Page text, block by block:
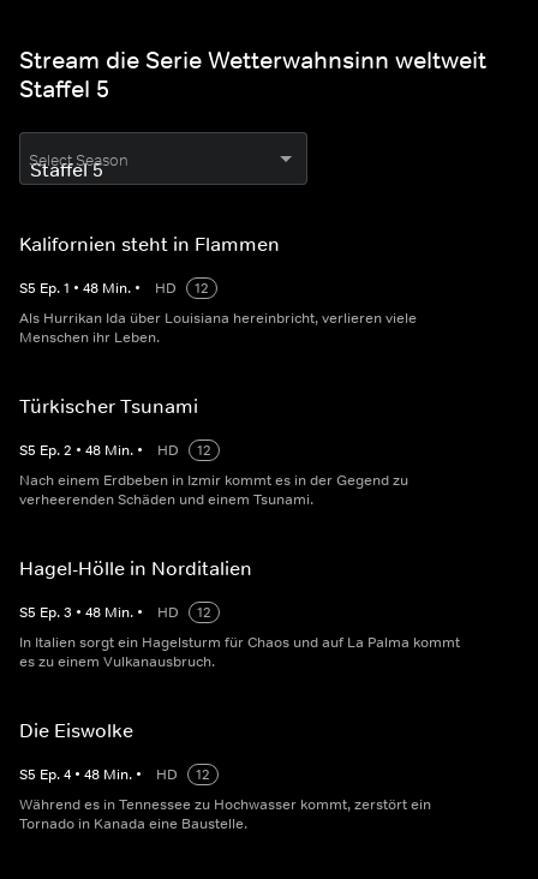
Stream die Serie Wetterwahnsinn weltweit
Staffel 5
Select Season
Kalifornien steht in Flammen
S5 Ep.1 • 48 Min. • HD
12
Als Hurrikan Ida über Louisiana hereinbricht, verlieren viele
Menschen ihr Leben.
Türkischer Tsunami
S5 Ep.2 • 48 Min. • HD
12
Nach einem Erdbeben in Izmir kommt es in der Gegend zu
verheerenden Schäden und einem Tsunami.
Hagel-Hölle in Norditalien
S5 Ep.3 • 48 Min. • HD
12
In Italien sorgt ein Hagelsturm für Chaos und auf La Palma kommt
es zu einem Vulkanausbruch.
Die Eiswolke
S5 Ep.4 • 48 Min. • HD
12
Während es in Tennessee zu Hochwasser kommt, zerstört ein
Tornado in Kanada eine Baustelle.